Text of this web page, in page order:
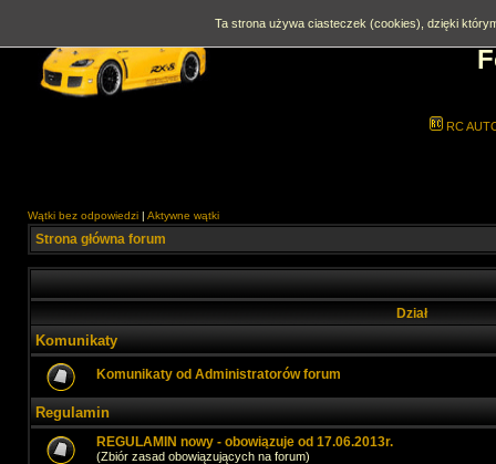
RC
Wątki bez odpowiedzi | Aktywne wątki
Strona główna forum
Dział
Komunikaty
Komunikaty od Administratorów forum
Regulamin
REGULAMIN nowy - obowiązuje od 17.06.2013r.
(Zbiór zasad obowiązujących na forum)
Ta strona używa ciasteczek (cookies), dzięki